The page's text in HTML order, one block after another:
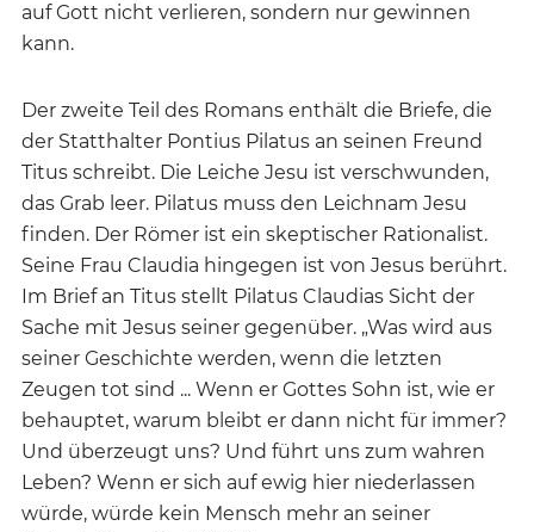
auf Gott nicht verlieren, sondern nur gewinnen
kann.
Der zweite Teil des Romans enthält die Briefe, die
der Statthalter Pontius Pilatus an seinen Freund
Titus schreibt. Die Leiche Jesu ist verschwunden,
das Grab leer. Pilatus muss den Leichnam Jesu
finden. Der Römer ist ein skeptischer Rationalist.
Seine Frau Claudia hingegen ist von Jesus berührt.
Im Brief an Titus stellt Pilatus Claudias Sicht der
Sache mit Jesus seiner gegenüber. „Was wird aus
seiner Geschichte werden, wenn die letzten
Zeugen tot sind ... Wenn er Gottes Sohn ist, wie er
behauptet, warum bleibt er dann nicht für immer?
Und überzeugt uns? Und führt uns zum wahren
Leben? Wenn er sich auf ewig hier niederlassen
würde, würde kein Mensch mehr an seiner